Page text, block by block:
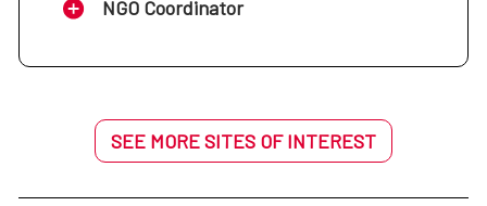
NGO Coordinator
SEE MORE SITES OF INTEREST